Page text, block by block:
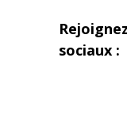
sociaux :